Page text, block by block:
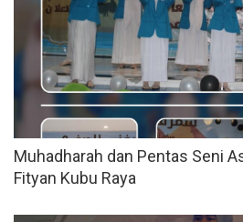
Muhadharah dan Pentas Seni
Fityan Kubu Raya